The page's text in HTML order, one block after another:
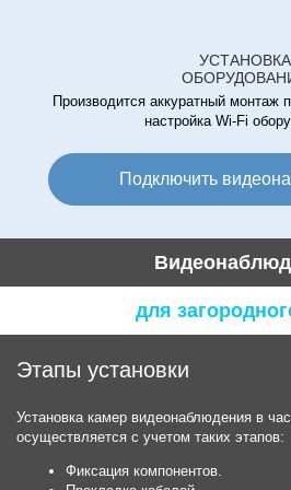
УСТАНОВКА
Производится аккуратный монтаж
настройка Wi-Fi
Подключить
для
Этапы установки
Установка камер видеонаблюдения в
осуществляется с учетом таких этапов:
Фиксация компонентов.